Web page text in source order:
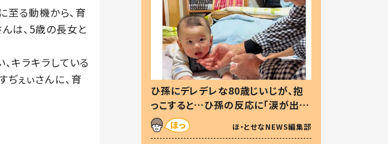
至る動機から、育
は、5歳の長女と
キラキラしている
ぢぇぃさんに、育
ひ孫にデレデレな80歳じいじが、抱
っこすると…ひ孫の反応に「涙が出ま
した」「可愛くて仕方ない」
ほ・とせなNEWS編集部